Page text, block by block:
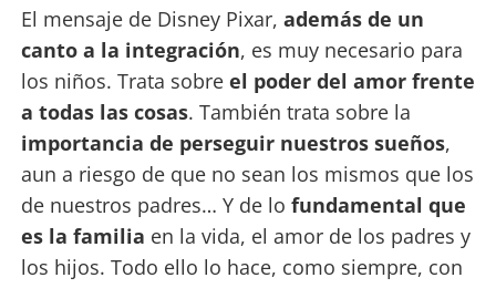
El mensaje de Disney Pixar, además de un
canto a la integración, es muy necesario para
los niños. Trata sobre el poder del amor frente
a todas las cosas. También trata sobre la
importancia de perseguir nuestros sueños,
aun a riesgo de que no sean los mismos que los
de nuestros padres… Y de lo fundamental que
es la familia en la vida, el amor de los padres y
los hijos. Todo ello lo hace, como siempre, con